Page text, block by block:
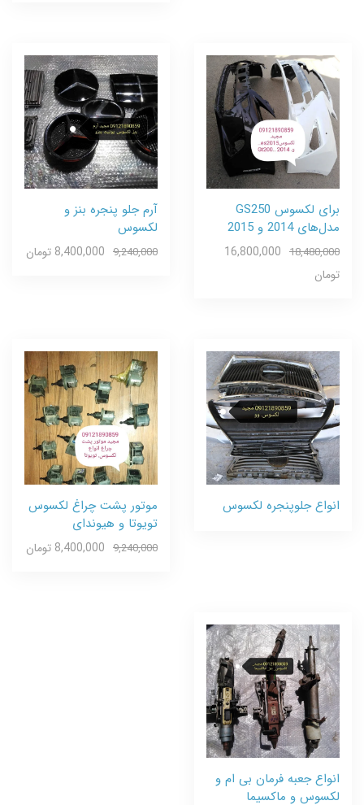
برای لکسوس GS250
مدل‌های 2014 و 2015
18,480,000
16,800,000
تومان
آرم جلو پنجره بنز و
لکسوس
9,240,000 8,400,000 تومان
انواع جلوپنجره لکسوس
موتور پشت چراغ لکسوس
تویوتا و هیوندای
9,240,000 8,400,000 تومان
انواع جعبه فرمان بی ام و
لکسوس و ماکسیما